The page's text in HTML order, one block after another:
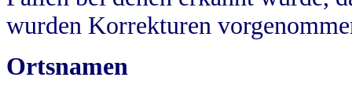
wurden Korrekturen
Ortsnamen